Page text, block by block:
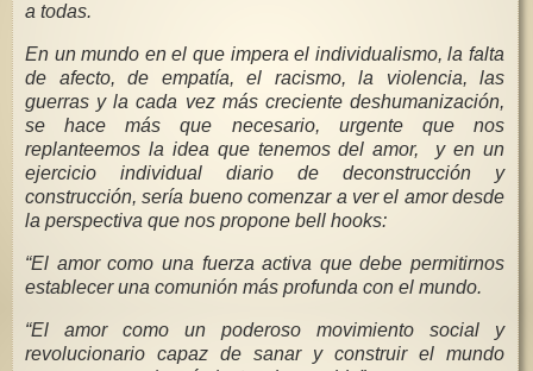
a todas.
En un mundo en el que impera el individualismo, la falta
de afecto, de empatía, el racismo, la violencia, las
guerras y la cada vez más creciente deshumanización,
se hace más que necesario, urgente que nos
replanteemos la idea que tenemos del amor, y en un
ejercicio individual diario de deconstrucción y
construcción, sería bueno comenzar a ver el amor desde
la perspectiva que nos propone bell hooks:
“El amor como una fuerza activa que debe permitirnos
establecer una comunión más profunda con el mundo.
“El amor como un poderoso movimiento social y
revolucionario capaz de sanar y construir el mundo